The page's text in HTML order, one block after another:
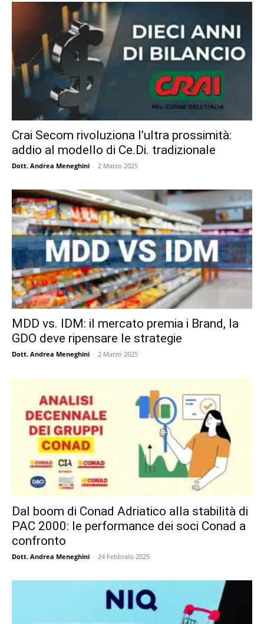
Crai Secom rivoluziona l’ultra prossimità:
addio al modello di Ce.Di. tradizionale
Dott. Andrea Meneghini - 2 Marzo 2025
MDD vs. IDM: il mercato premia i Brand, la
GDO deve ripensare le strategie
Dott. Andrea Meneghini - 2 Marzo 2025
Dal boom di Conad Adriatico alla stabilità di
PAC 2000: le performance dei soci Conad a
confronto
Dott. Andrea Meneghini - 24 Febbraio 2025